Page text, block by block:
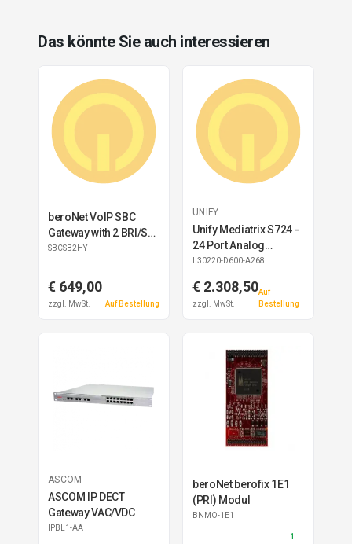
Das könnte Sie auch interessieren
beroNet VoIP SBC
Gateway with 2 BRI/S0
and 2 FXS
SBCSB2HY
€ 649,00
zzgl. MwSt. Auf Bestellung
UNIFY
Unify Mediatrix S724 -
24 Port Analog
Interface Adapter
L30220-D600-A268
€ 2.308,50
zzgl. MwSt.
Auf
Bestellung
ASCOM
ASCOM IP DECT
Gateway VAC/VDC
IPBL1-AA
beroNet berofix 1E1
(PRI) Modul
BNMO-1E1
1